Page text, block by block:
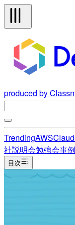
produced by
TrendingAWS
社説明会勉強会事例
目次